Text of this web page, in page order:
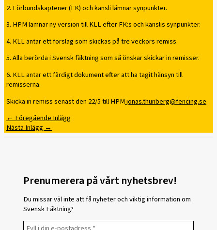
2. Förbundskaptener (FK) och kansli lämnar synpunkter.
3. HPM lämnar ny version till KLL efter FK:s och kanslis synpunkter.
4. KLL antar ett förslag som skickas på tre veckors remiss.
5. Alla berörda i Svensk fäktning som så önskar skickar in remisser.
6. KLL antar ett färdigt dokument efter att ha tagit hänsyn till
remisserna.
Skicka in remiss senast den 22/5 till HPMjonas.thunberg@fencing.se
←Föregående Inlägg
Nästa Inlägg→
Prenumerera på vårt nyhetsbrev!
Du missar väl inte att få nyheter och viktig information om
Svensk Fäktning?